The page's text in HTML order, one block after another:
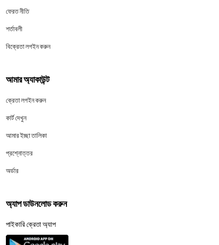
ফেরত নীতি
শর্তাবলী
বিক্রেতা লগইন করুন
আমার অ্যাকাউন্ট
ক্রেতা লগইন করুন
কার্ট দেখুন
আমার ইচ্ছা তালিকা
প্রশ্নোত্তর
অর্ডার
অ্যাপ ডাউনলোড করুন
পাইকারি ক্রেতা অ্যাপ